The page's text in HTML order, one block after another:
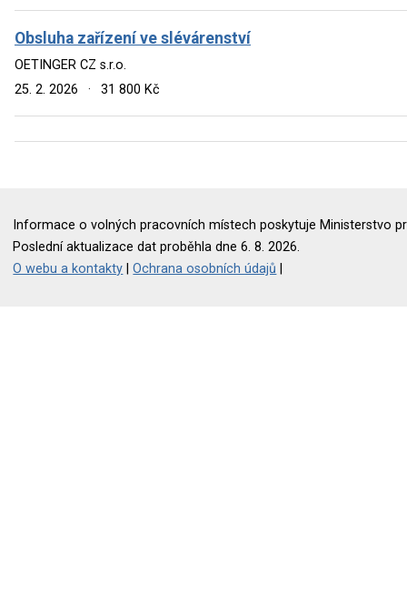
Obsluha zařízení ve slévárenství
OETINGER CZ s.r.o.
25. 2. 2026
· 31 800 Kč
Informace o volných pracovních místech poskytuje Ministerstvo
Poslední aktualizace dat proběhla dne 6. 8. 2026.
O webu a kontakty |Ochrana osobních údajů